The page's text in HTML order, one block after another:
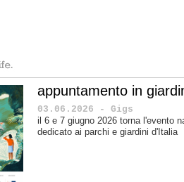
appuntamento in
03.06.2026 - Gigs
il 6 e 7 giugno 2026 torna l'evento
dedicato ai parchi e giardini d'Italia